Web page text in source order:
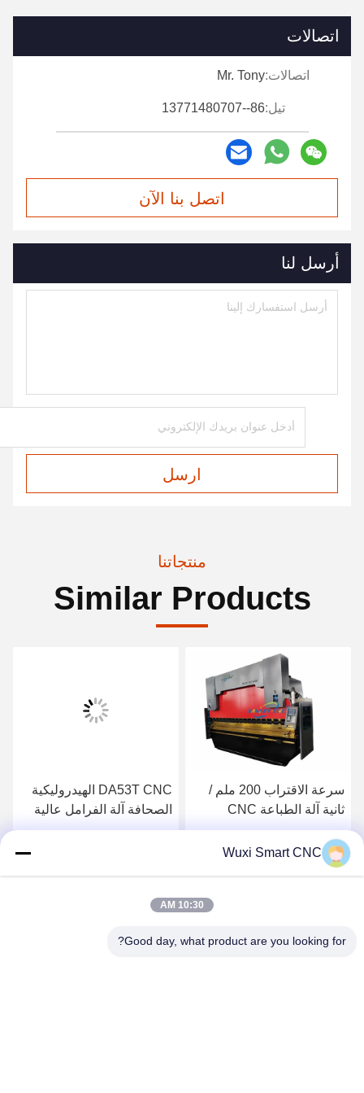
اتصالات
اتصالات:Mr. Tony
تيل:86--13771480707
اتصل بنا الآن
أرسل لنا
ارسل
منتجاتنا
Similar Products
سرعة الاقتراب 200 ملم /
ثانية آلة الطباعة CNC
لأدوات الفرامل الضغط
احصل على أفضل سعر
DA53T CNC الهيدروليكية
الصحافة آلة الفرامل عالية
الدقة
Wuxi Smart CNC
10:30 AM
Good day, what product are you looking for?